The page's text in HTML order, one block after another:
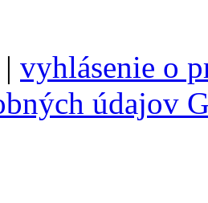
vyhlásenie o
údajov